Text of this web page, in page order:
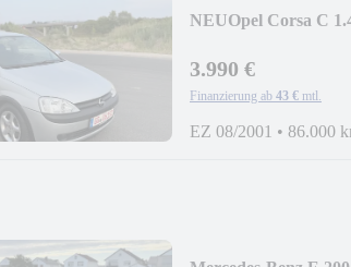
NEUOpel Corsa C
3.990 €
Finanzierung ab 43 € mtl.
EZ 08/2001 • 86.000